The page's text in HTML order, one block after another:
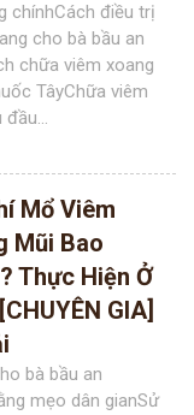
chínhCách điều trị
cho bà bầu an
chữa viêm xoang
TâyChữa viêm
Mổ Viêm
Mũi Bao
Thực Hiện Ở
GIA]
bà bầu an
mẹo dân gianSử